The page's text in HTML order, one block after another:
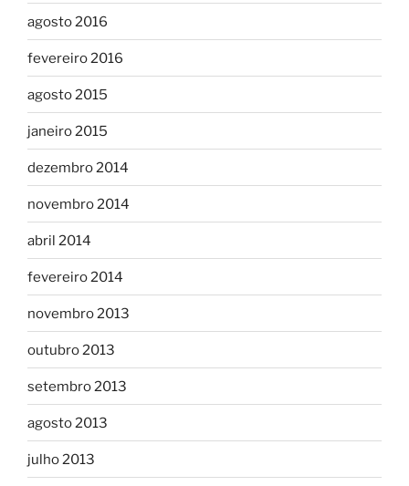
agosto 2016
fevereiro 2016
agosto 2015
janeiro 2015
dezembro 2014
novembro 2014
abril 2014
fevereiro 2014
novembro 2013
outubro 2013
setembro 2013
agosto 2013
julho 2013